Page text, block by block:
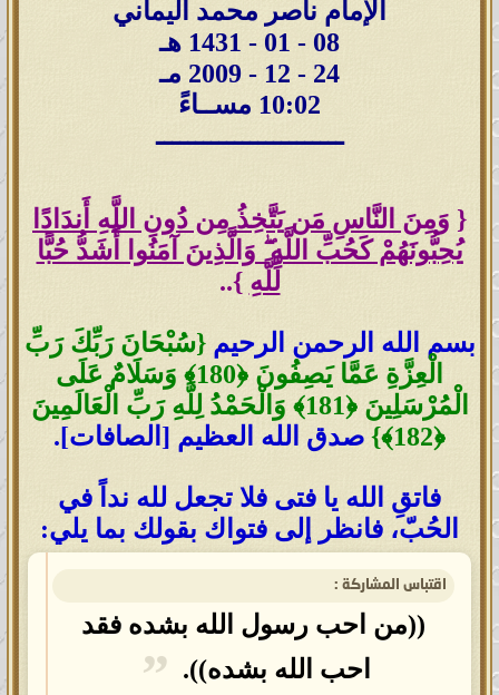
الإمام ناصر محمد اليماني
08 - 01 - 1431 هـ
24 - 12 - 2009 مـ
10:02 مســاءً
ــــــــــــــــــــــــ
{ وَمِنَ النَّاسِ مَن يَتَّخِذُ مِن دُونِ اللَّهِ أَندَادًا
يُحِبُّونَهُمْ كَحُبِّ اللَّهِ ۖ وَالَّذِينَ آمَنُوا أَشَدُّ حُبًّا
لِّلَّهِ }..
بسم الله الرحمن الرحيم {سُبْحَانَ رَبِّكَ رَبِّ
الْعِزَّةِ عَمَّا يَصِفُونَ ﴿180﴾ وَسَلَامٌ عَلَى
الْمُرْسَلِينَ ﴿181﴾ وَالْحَمْدُ لِلَّهِ رَبِّ الْعَالَمِينَ
﴿182﴾}
صدق الله العظيم [الصافات].
فاتقِ الله يا فتى فلا تجعل لله نداً في
الحُبّ، فانظر إلى فتواك بقولك بما يلي:
اقتباس المشاركة :
((من احب رسول الله بشده فقد
احب الله بشده)).